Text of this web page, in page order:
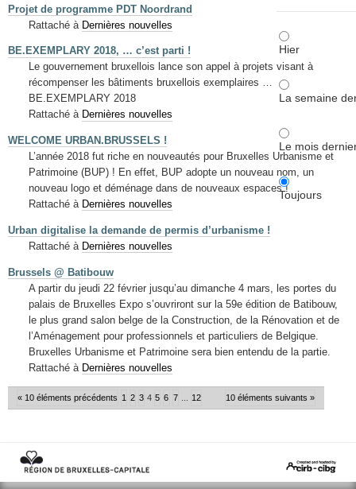
Hier
La semaine
Le mois
Toujours
Projet de programme PDT Noordrand
Rattaché à Dernières nouvelles
BE.EXEMPLARY 2018, … c’est parti !
Le gouvernement bruxellois lance son appel à projets visant à
récompenser les bâtiments bruxellois exemplaires …
BE.EXEMPLARY 2018
Rattaché à Dernières nouvelles
WELCOME URBAN.BRUSSELS !
L’année 2018 fut riche en nouveautés pour Bruxelles Urbanisme et
Patrimoine (BUP) ! En effet, BUP adopte un nouveau nom, un
nouveau logo et déménage dans de nouveaux espaces !
Rattaché à Dernières nouvelles
Urban digitalise la demande de permis d’urbanisme !
Rattaché à Dernières nouvelles
Brussels @ Batibouw
A partir du jeudi 22 février jusqu’au dimanche 4 mars, les portes du
palais de Bruxelles Expo s’ouvriront sur la 59e édition de Batibouw,
le plus grand salon belge de la Construction, de la Rénovation et de
l’Aménagement pour professionnels et particuliers de Belgique.
Bruxelles Urbanisme et Patrimoine sera bien entendu de la partie.
Rattaché à Dernières nouvelles
« 10 éléments précédents 10 éléments suivants »
1 2 3 4 5 6 7 12